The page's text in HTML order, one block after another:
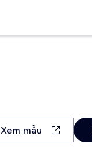
Xem mẫu